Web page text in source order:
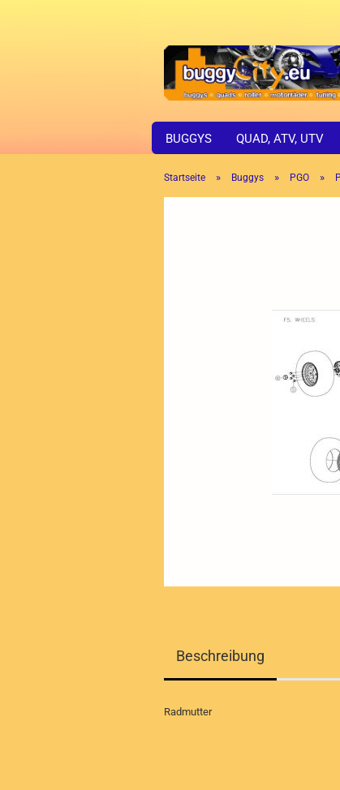
BUGGYS QUAD, ATV, UTV
Startseite » Buggys » PGO »
Beschreibung
Radmutter